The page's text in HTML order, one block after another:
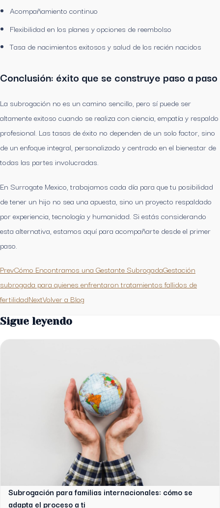
Acompañamiento continuo
Flexibilidad en los planes y opciones de reembolso
Tasa de nacimientos exitosos y salud de los recién nacidos
Conclusión: éxito que se construye paso a paso
La subrogación no es un camino sencillo, pero sí puede ser
altamente exitoso cuando se realiza con ciencia, empatía y respaldo
profesional. Las tasas de éxito no dependen de un solo factor, sino
de un enfoque integral, personalizado y centrado en el bienestar de
todas las partes involucradas.
En Surrogate Mexico, trabajamos cada día para que tu posibilidad
de tener un hijo no sea una apuesta, sino un proyecto respaldado
por experiencia, tecnología y humanidad. Si estás considerando
esta alternativa, estamos aquí para acompañarte desde el primer
paso.
PrevCómo Encontramos una Gestante SubrogadaGestación
subrogada para quienes enfrentaron tratamientos fallidos de
fertilidadNextVolver a Blog
Sigue leyendo
Subrogación para familias internacionales: cómo se
adapta el proceso a ti